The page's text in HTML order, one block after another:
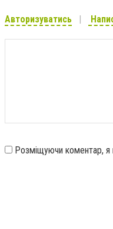
Авторизуватись
Розміщуючи коментар,